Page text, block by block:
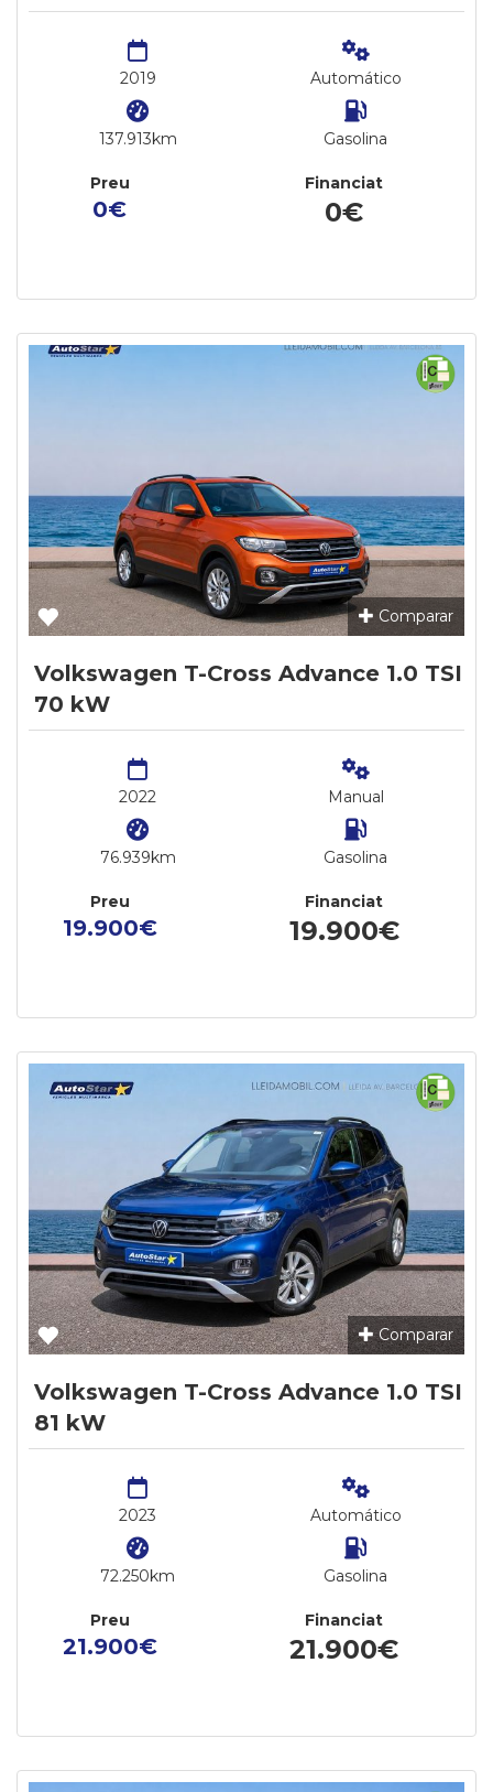
2019
137.913km
Automático
Gasolina
Preu
0€
Financiat
0€
Comparar
Volkswagen T-Cross Advance 1.0 TSI
70 kW
2022
76.939km
Manual
Gasolina
Preu
19.900€
Financiat
19.900€
Comparar
Volkswagen T-Cross Advance 1.0 TSI
81 kW
2023
72.250km
Automático
Gasolina
Preu
21.900€
Financiat
21.900€